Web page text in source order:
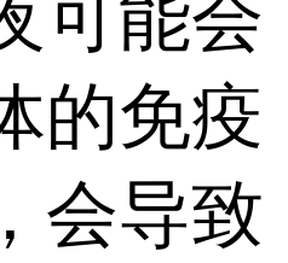
可能会
的免疫
会导致